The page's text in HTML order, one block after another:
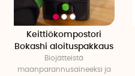
Keittiökompostori
Bokashi aloituspakkaus
Biojätteistä
maanparannusaineeksi ja